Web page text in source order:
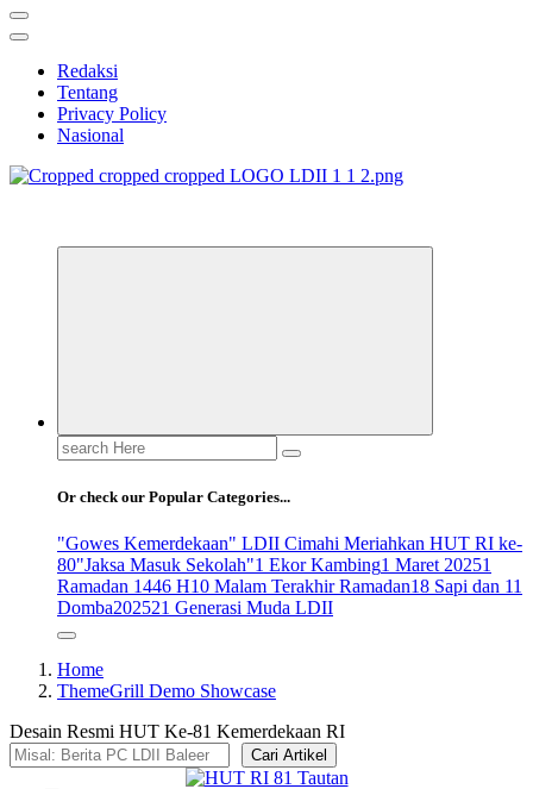
Redaksi
Tentang
Privacy Policy
Nasional
Search
for:
Or check our Popular Categories...
"Gowes Kemerdekaan" LDII Cimahi Meriahkan HUT RI ke-
80"Jaksa Masuk Sekolah"1 Ekor Kambing1 Maret 20251
Ramadan 1446 H10 Malam Terakhir Ramadan18 Sapi dan 11
Domba202521 Generasi Muda LDII
Home
ThemeGrill Demo Showcase
Desain Resmi HUT Ke-81 Kemerdekaan RI
Cari Artikel